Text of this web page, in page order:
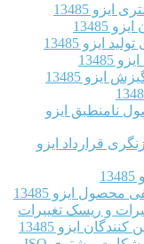
13485
13485
ایزو 13485
ایزو 13485
نامنطبق ایزو
قرارداد ایزو
ایزو 13485
و ریسک تغییرات
ایزو 13485